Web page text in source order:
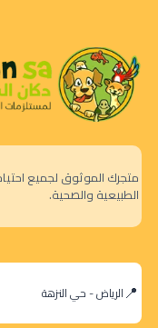
متجرك الموثوق لجميع
الطبيعية والصحية.
الرياض - حي النزهة